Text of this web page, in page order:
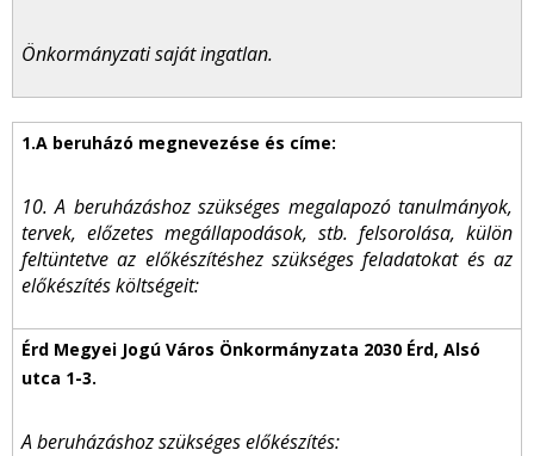
Önkormányzati saját ingatlan.
10. A beruházáshoz szükséges megalapozó tanulmányok,
tervek, előzetes megállapodások, stb. felsorolása, külön
feltüntetve az előkészítéshez szükséges feladatokat és az
előkészítés költségeit:
A beruházáshoz szükséges előkészítés: